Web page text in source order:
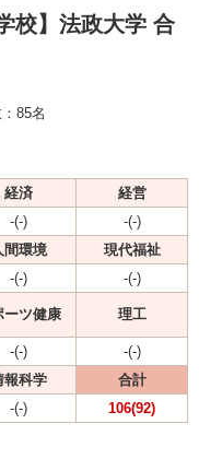
校】法政大学 合
85名
経済
経営
-(-)
-(-)
間環境
現代福祉
-(-)
-(-)
ーツ健康 理工
-(-)
-(-)
報科学
合計
-(-) 106(92)